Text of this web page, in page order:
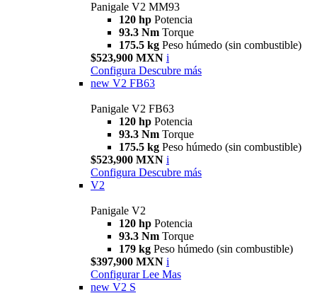
Panigale V2 MM93
120 hp Potencia
93.3 Nm Torque
175.5 kg Peso húmedo (sin combustible)
$523,900 MXN i
Configura Descubre más
new V2 FB63
Panigale V2 FB63
120 hp Potencia
93.3 Nm Torque
175.5 kg Peso húmedo (sin combustible)
$523,900 MXN i
Configura Descubre más
V2
Panigale V2
120 hp Potencia
93.3 Nm Torque
179 kg Peso húmedo (sin combustible)
$397,900 MXN i
Configurar Lee Mas
new V2 S